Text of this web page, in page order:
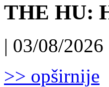
THE HU:
| 03/08/2026
>> opširnije